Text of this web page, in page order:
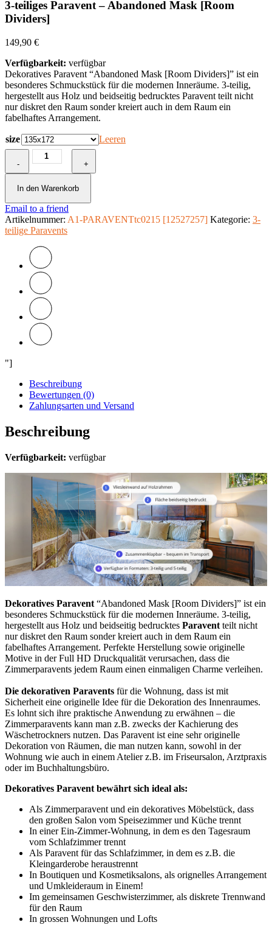
3-teiliges Paravent – Abandoned Mask [Room
Dividers]
149,90 €
Verfügbarkeit: verfügbar
Dekoratives Paravent “Abandoned Mask [Room Dividers]” ist ein
besonderes Schmuckstück für die modernen Inneräume. 3-teilig,
hergestellt aus Holz und beidseitig bedrucktes Paravent teilt nicht
nur diskret den Raum sonder kreiert auch in dem Raum ein
fabelhaftes Arrangement.
size Leeren
-
teiliges
Paravent
-
Mask
[Room
Dividers]
+
In den Warenkorb
Email to a friend
Artikelnummer: A1-PARAVENTtc0215 [12527257] Kategorie: 3-
teilige Paravents
"]
Beschreibung
Bewertungen (0)
Zahlungsarten und Versand
Beschreibung
Verfügbarkeit: verfügbar
Dekoratives Paravent “Abandoned Mask [Room Dividers]” ist ein
besonderes Schmuckstück für die modernen Inneräume. 3-teilig,
hergestellt aus Holz und beidseitig bedrucktes Paravent teilt nicht
nur diskret den Raum sonder kreiert auch in dem Raum ein
fabelhaftes Arrangement. Perfekte Herstellung sowie originelle
Motive in der Full HD Druckqualität verursachen, dass die
Zimmerparavents jedem Raum einen einmaligen Charme verleihen.
Die dekorativen Paravents für die Wohnung, dass ist mit
Sicherheit eine originelle Idee für die Dekoration des Innenraumes.
Es lohnt sich ihre praktische Anwendung zu erwähnen – die
Zimmerparavents kann man z.B. zwecks der Kachierung des
Wäschetrockners nutzen. Das Paravent ist eine sehr originelle
Dekoration von Räumen, die man nutzen kann, sowohl in der
Wohnung wie auch in einem Atelier z.B. im Friseursalon, Arztpraxis
oder im Buchhaltungsbüro.
Dekoratives Paravent bewährt sich ideal als:
Als Zimmerparavent und ein dekoratives Möbelstück, dass
den großen Salon vom Speisezimmer und Küche trennt
In einer Ein-Zimmer-Wohnung, in dem es den Tagesraum
vom Schlafzimmer trennt
Als Paravent für das Schlafzimmer, in dem es z.B. die
Kleingarderobe heraustrennt
In Boutiquen und Kosmetiksalons, als orignelles Arrangement
und Umkleideraum in Einem!
Im gemeinsamen Geschwisterzimmer, als diskrete Trennwand
für den Raum
In grossen Wohnungen und Lofts